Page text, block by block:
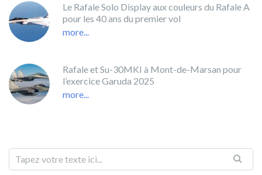
Le Rafale Solo Display aux couleurs du Rafale A
pour les 40 ans du premier vol
more...
Rafale et Su-30MKI à Mont-de-Marsan pour
l’exercice Garuda 2025
more...